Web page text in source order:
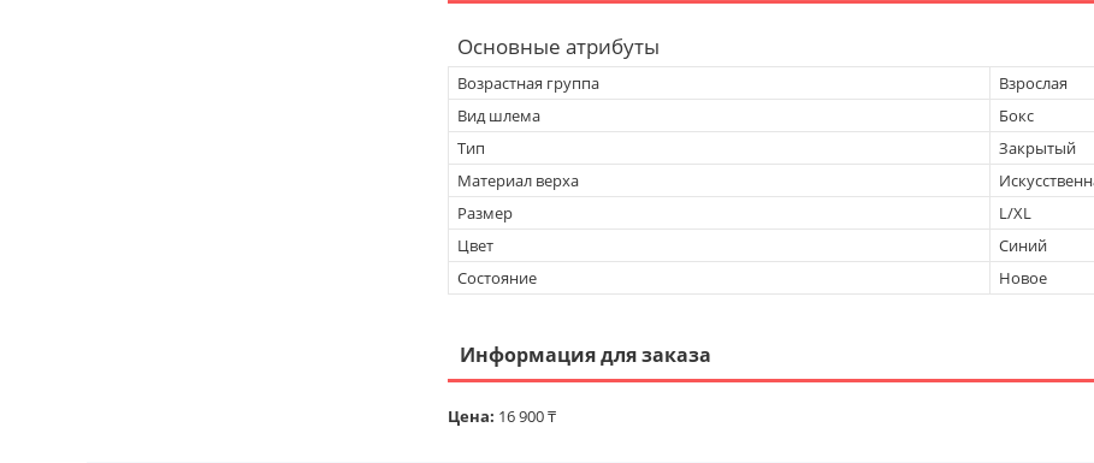
Основные атрибуты
Возрастная группа
Взрослая
Вид шлема
Бокс
Тип
Закрытый
Материал верха
Размер
L/XL
Цвет
Синий
Состояние
Новое
Информация для заказа
Цена: 16 900 ₸